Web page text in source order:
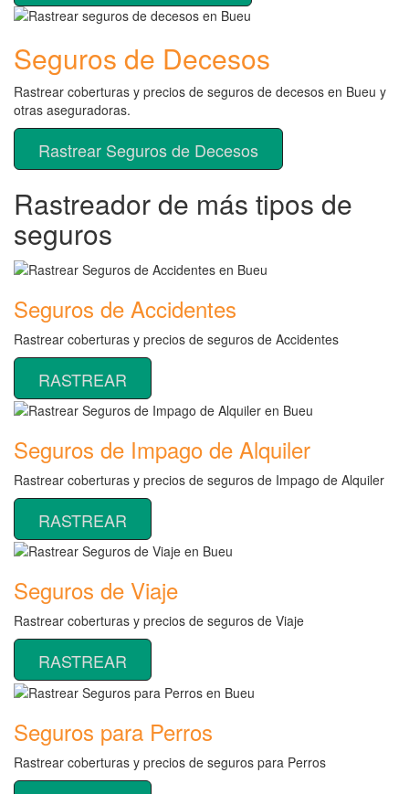
Seguros de Decesos
Rastrear coberturas y precios de seguros de decesos en Bueu y
otras aseguradoras.
Rastrear Seguros de Decesos
Rastreador de más tipos de
seguros
Seguros de Accidentes
Rastrear coberturas y precios de seguros de Accidentes
RASTREAR
Seguros de Impago de Alquiler
Rastrear coberturas y precios de seguros de Impago de Alquiler
RASTREAR
Seguros de Viaje
Rastrear coberturas y precios de seguros de Viaje
RASTREAR
Seguros para Perros
Rastrear coberturas y precios de seguros para Perros